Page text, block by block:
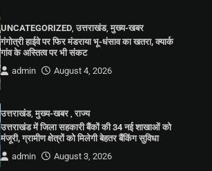
UNCATEGORIZED,उत्तराखंड,मुख्य-खबर
गंगोत्री हाईवे पर फिर मंडराया भू-धंसाव का खतरा, क्यार्क
गांव के अस्तित्व पर भी संकट
admin
August 4, 2026
उत्तराखंड,मुख्य-खबर ,राज्य
उत्तराखंड में जिला सहकारी बैंकों की 34 नई शाखाओं को
मंजूरी, ग्रामीण क्षेत्रों को मिलेगी बेहतर बैंकिंग सुविधा
admin
August 3, 2026